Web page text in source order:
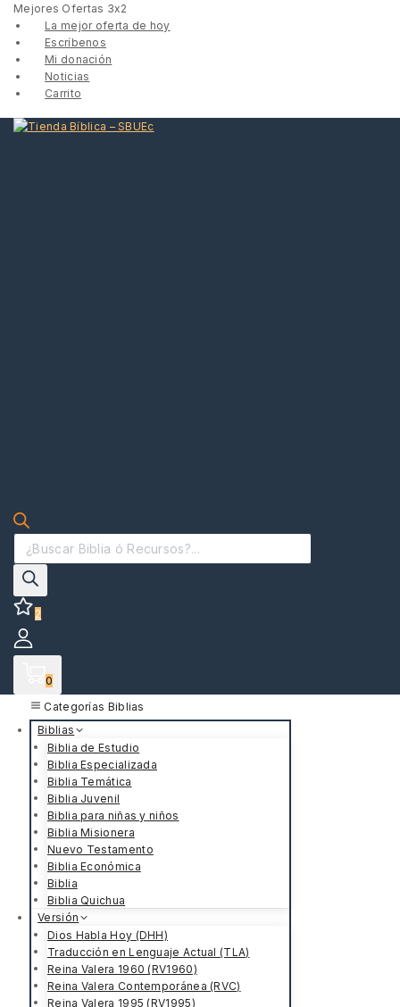
Mejores Ofertas 3x2
La mejor oferta de hoy
Escríbenos
Mi donación
Noticias
Carrito
2
0
Categorías Biblias
Biblias
Biblia de Estudio
Biblia Especializada
Biblia Temática
Biblia Juvenil
Biblia para niñas y niños
Biblia Misionera
Nuevo Testamento
Biblia Económica
Biblia
Biblia Quichua
Versión
Dios Habla Hoy (DHH)
Traducción en Lenguaje Actual (TLA)
Reina Valera 1960 (RV1960)
Reina Valera Contemporánea (RVC)
Reina Valera 1995 (RV1995)